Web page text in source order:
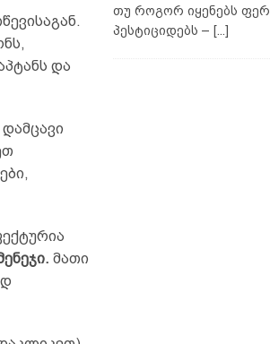
და
მათი
თუ როგორ იყენებს
პესტიციდებს – [...]